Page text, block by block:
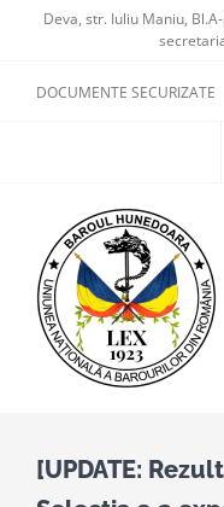
content
Deva, str. Iuliu Maniu,
DOCUMENTE SECURIZATE
[UPDATE: